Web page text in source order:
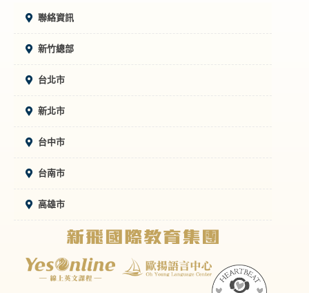
聯絡資訊
新竹總部
台北市
新北市
台中市
台南市
高雄市